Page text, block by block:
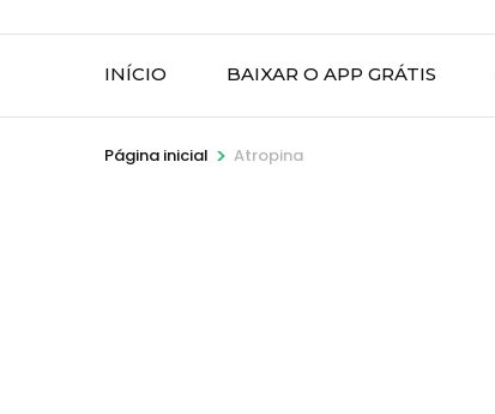
INÍCIO BAIXAR O APP GRÁTIS
Página inicial > Atropina